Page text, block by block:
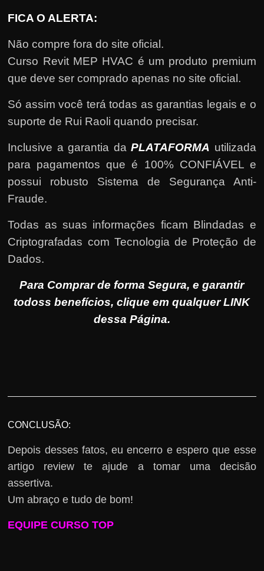
FICA O ALERTA:
Não compre fora do site oficial.
Curso Revit MEP HVAC é um produto premium
que deve ser comprado apenas no site oficial.
Só assim você terá todas as garantias legais e o
suporte de Rui Raoli quando precisar.
Inclusive a garantia daPLATAFORMA utilizada
para pagamentos que é 100% CONFIÁVEL e
possui robusto Sistema de Segurança Anti-
Fraude.
Todas as suas informações ficam Blindadas e
Criptografadas com Tecnologia de Proteção de
Dados.
Para Comprar de forma Segura, e garantir
todoss benefícios, clique em qualquer LINK
dessa Página.
CONCLUSÃO:
Depois desses fatos, eu encerro e espero que esse
artigo review te ajude a tomar uma decisão
assertiva.
Um abraço e tudo de bom!
EQUIPE CURSO TOP